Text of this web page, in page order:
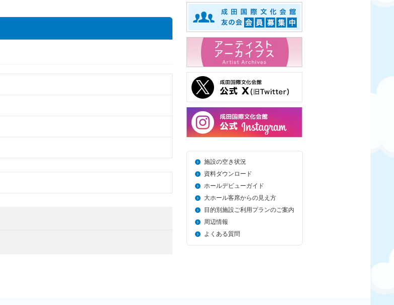
施設の空き状況
資料ダウンロード
ホールデビューガイド
大ホール客席からの見え方
目的別施設ご利用プランのご案内
周辺情報
よくある質問